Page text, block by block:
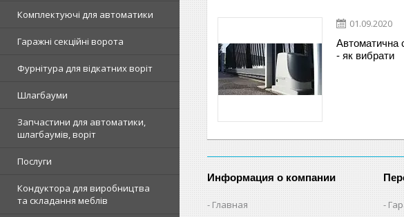
Комплектуючі для автоматики
Гаражні секційні ворота
Фурнітура для відкатних воріт
Шлагбауми
Запчастини для автоматики,
шлагбаумів, воріт
Послуги
Кондуктора для виробництва
та складання меблів
01.09.2020
Автоматична
- як вибрати
Информация о компании
Главная